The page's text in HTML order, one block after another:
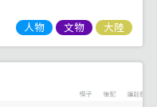
人物 文物 大陸